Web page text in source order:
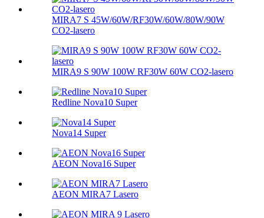
MIRA7 S 45W/60W/RF30W/60W/80W/90W
CO2-lasero
MIRA9 S 90W 100W RF30W 60W CO2-lasero
Redline Nova10 Super
Nova14 Super
AEON Nova16 Super
AEON MIRA7 Lasero